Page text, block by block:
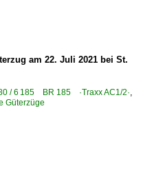
am 22. Juli 2021 bei St.
/ 6 185 BR 185 ·Traxx AC1/2·,
Güterzüge